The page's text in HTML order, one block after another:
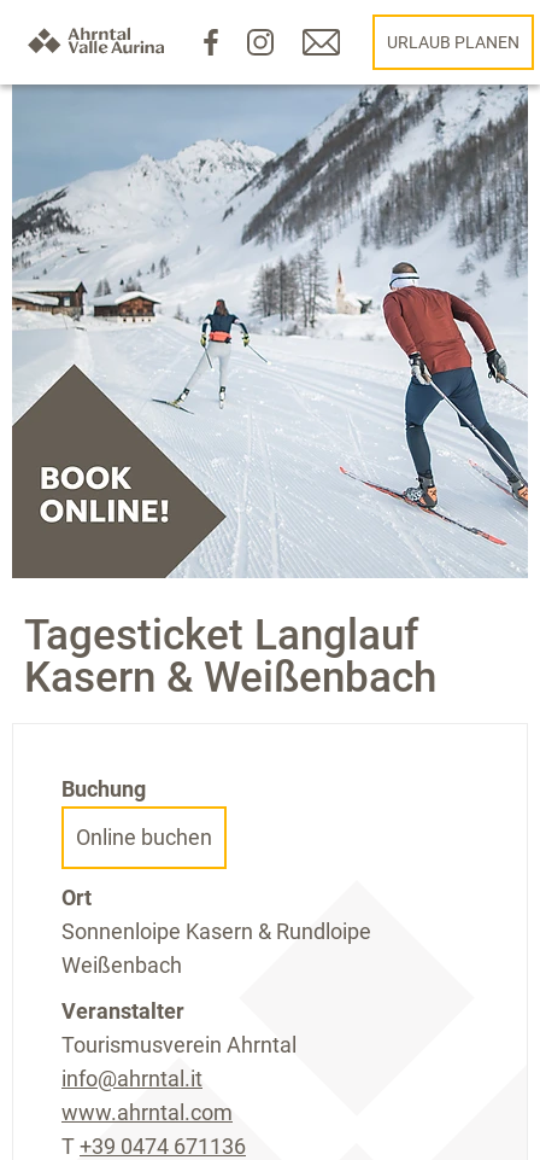
URLAUB PLANEN
Tagesticket Langlauf
Kasern & Weißenbach
Buchung
Online buchen
Ort
Sonnenloipe Kasern & Rundloipe
Weißenbach
Veranstalter
Tourismusverein Ahrntal
info@ahrntal.it
www.ahrntal.com
T+39 0474 671136